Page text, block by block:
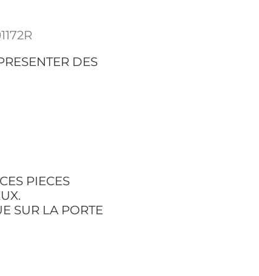
DES
PIECES
SUR LA PORTE